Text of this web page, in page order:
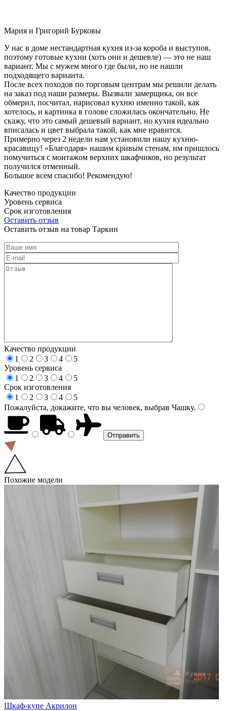
Мария и Григорий Бурковы
У нас в доме нестандартная кухня из-за короба и выступов,
поэтому готовые кухни (хоть они и дешевле) — это не наш
вариант. Мы с мужем много где были, но не нашли
подходящего варианта.
После всех походов по торговым центрам мы решили делать
на заказ под наши размеры. Вызвали замерщика, он все
обмерил, посчитал, нарисовал кухню именно такой, как
хотелось, и картинка в голове сложилась окончательно. Не
скажу, что это самый дешевый вариант, но кухня идеально
вписалась и цвет выбрала такой, как мне нравится.
Примерно через 2 недели нам установили нашу кухню-
красавицу! «Благодаря» нашим кривым стенам, им пришлось
помучиться с монтажом верхних шкафчиков, но результат
получился отменный.
Большое всем спасибо! Рекомендую!
Качество продукции
Уровень сервиса
Срок изготовления
Оставить отзыв
Оставить отзыв на товар Таркин
Качество продукции
1
2 3 4
5
Уровень сервиса
1
2 3 4
5
Срок изготовления
1
2 3 4
5
Пожалуйста, докажите, что вы человек, выбрав Чашку.
Похожие модели
Шкаф-купе Акрилон